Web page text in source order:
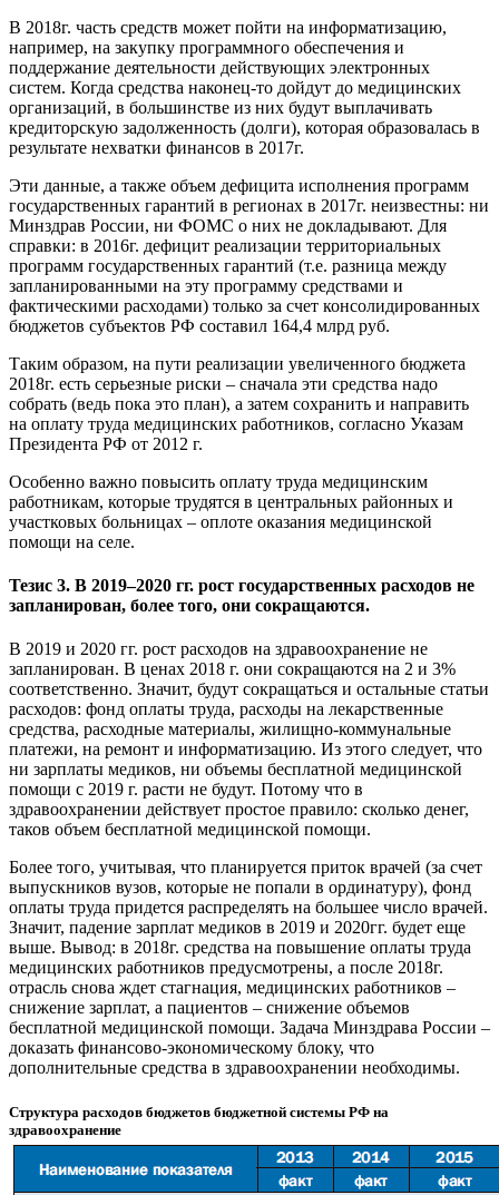
В 2018г. часть средств может пойти на информатизацию,
например, на закупку программного обеспечения и
поддержание деятельности действующих электронных
систем. Когда средства наконец-то дойдут до медицинских
организаций, в большинстве из них будут выплачивать
кредиторскую задолженность (долги), которая образовалась в
результате нехватки финансов в 2017г.
Эти данные, а также объем дефицита исполнения программ
государственных гарантий в регионах в 2017г. неизвестны: ни
Минздрав России, ни ФОМС о них не докладывают. Для
справки: в 2016г. дефицит реализации территориальных
программ государственных гарантий (т.е. разница между
запланированными на эту программу средствами и
фактическими расходами) только за счет консолидированных
бюджетов субъектов РФ составил 164,4 млрд руб.
Таким образом, на пути реализации увеличенного бюджета
2018г. есть серьезные риски – сначала эти средства надо
собрать (ведь пока это план), а затем сохранить и направить
на оплату труда медицинских работников, согласно Указам
Президента РФ от 2012 г.
Особенно важно повысить оплату труда медицинским
работникам, которые трудятся в центральных районных и
участковых больницах – оплоте оказания медицинской
помощи на селе.
Тезис 3. В 2019–2020 гг. рост государственных расходов не
запланирован, более того, они сокращаются.
В 2019 и 2020 гг. рост расходов на здравоохранение не
запланирован. В ценах 2018 г. они сокращаются на 2 и 3%
соответственно. Значит, будут сокращаться и остальные статьи
расходов: фонд оплаты труда, расходы на лекарственные
средства, расходные материалы, жилищно-коммунальные
платежи, на ремонт и информатизацию. Из этого следует, что
ни зарплаты медиков, ни объемы бесплатной медицинской
помощи с 2019 г. расти не будут. Потому что в
здравоохранении действует простое правило: сколько денег,
таков объем бесплатной медицинской помощи.
Более того, учитывая, что планируется приток врачей (за счет
выпускников вузов, которые не попали в ординатуру), фонд
оплаты труда придется распределять на большее число врачей.
Значит, падение зарплат медиков в 2019 и 2020гг. будет еще
выше. Вывод: в 2018г. средства на повышение оплаты труда
медицинских работников предусмотрены, а после 2018г.
отрасль снова ждет стагнация, медицинских работников –
снижение зарплат, а пациентов – снижение объемов
бесплатной медицинской помощи. Задача Минздрава России –
доказать финансово-экономическому блоку, что
дополнительные средства в здравоохранении необходимы.
Структура расходов бюджетов бюджетной системы РФ на
здравоохранение